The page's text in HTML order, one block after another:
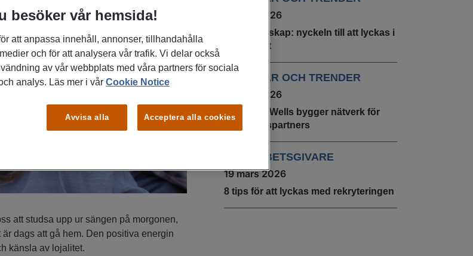
att studsa upp ur sängen på morgonen,
dags att gå hem. Den positiva energin
känsla av lojalitet.
22 juni 2026
Självledarskap: nyckeln till att lyckas i
arbetslivet
ARTIKLAR OCH TRENDER
20 maj 2026
Jefferson Wells bygger nätverk för
samarbetspartners
FÖR ARBETSGIVARE
19 mars 2026
8 tips för att lyckas med rekryteringen
besöker vår hemsida!
att anpassa innehåll, annonser, tillhandahålla
och för att analysera vår trafik. Vi delar också
av vår webbplats med våra partners för sociala
analys. Läs mer i vårCookie Notice
Avvisa alla Acceptera alla cookies